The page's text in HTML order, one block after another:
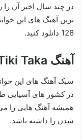
در چند سال اخیر آن را
128 دانلود کنید.
آهنگ Tiki Taka
سبک آهنگ های این
در کشور های آسیایی
همیشه آهنگ هایی را
شدن را داشته باشد.